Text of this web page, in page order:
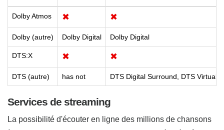
Dolby Atmos ✖ ✖
Dolby (autre) Dolby Digital Dolby Digital
DTS:X ✖ ✖
DTS (autre) has not DTS Digital Surround, DTS Virtual:X
Services de streaming
La possibilité d'écouter en ligne des millions de chansons